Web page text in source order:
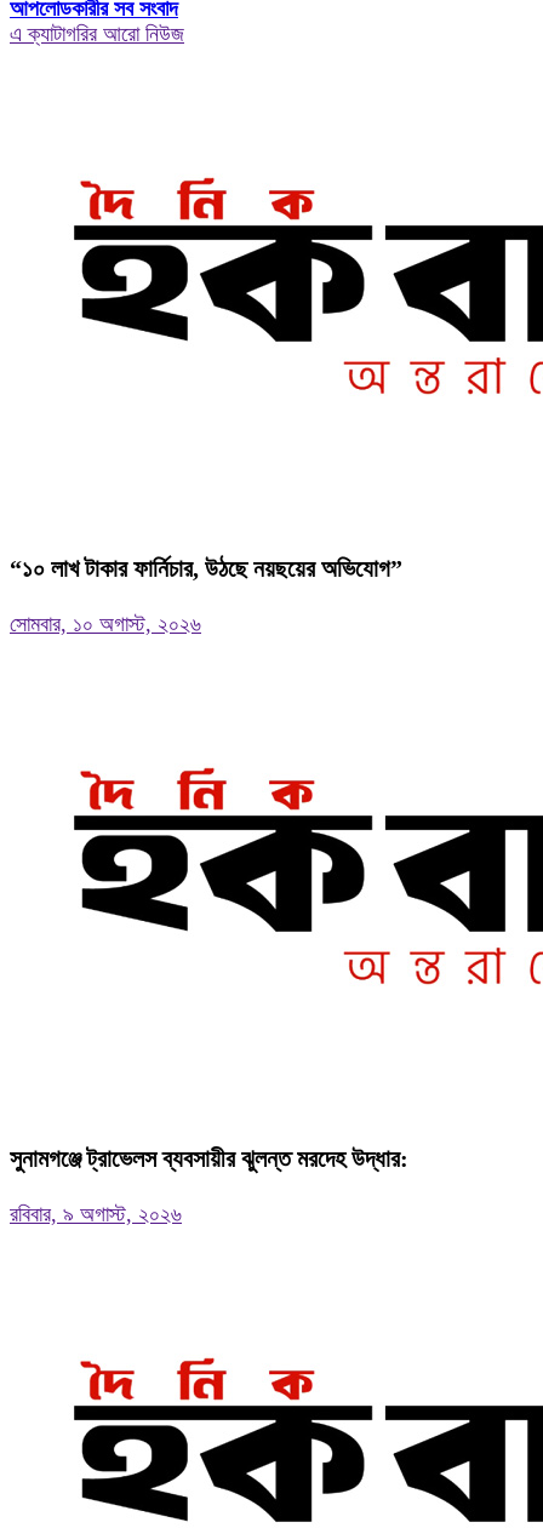
আপলোডকারীর সব সংবাদ
এ ক্যাটাগরির আরো নিউজ
“১০ লাখ টাকার ফার্নিচার, উঠছে নয়ছয়ের অভিযোগ”
সোমবার, ১০ অগাস্ট, ২০২৬
সুনামগঞ্জে ট্রাভেলস ব্যবসায়ীর ঝুলন্ত মরদেহ উদ্ধার:
রবিবার, ৯ অগাস্ট, ২০২৬